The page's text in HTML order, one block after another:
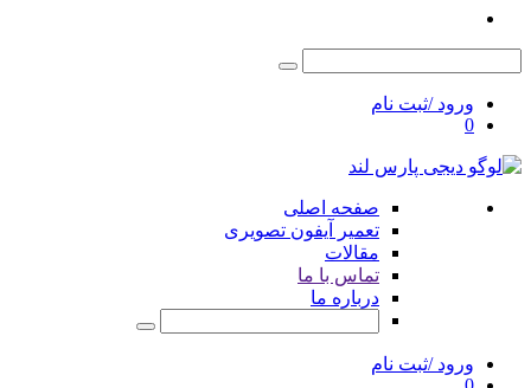
ورود /ثبت نام
0
صفحه اصلی
تعمیر آیفون تصویری
مقالات
تماس با ما
درباره ما
ورود /ثبت نام